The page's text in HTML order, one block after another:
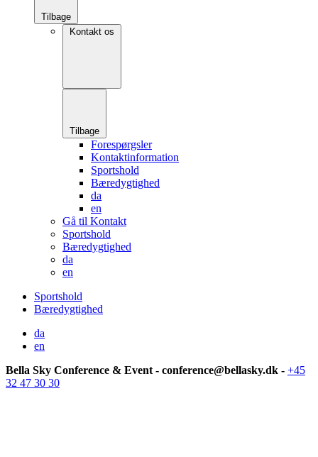
Tilbage
Kontakt os
Tilbage
Forespørgsler
Kontaktinformation
Sportshold
Bæredygtighed
da
en
Gå til Kontakt
Sportshold
Bæredygtighed
da
en
Sportshold
Bæredygtighed
da
en
Bella Sky Conference & Event - conference@bellasky.dk - +45
32 47 30 30